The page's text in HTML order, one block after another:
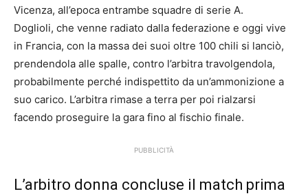
Vicenza, all’epoca entrambe squadre di serie A.
Doglioli, che venne radiato dalla federazione e oggi vive
in Francia, con la massa dei suoi oltre 100 chili si lanciò,
prendendola alle spalle, contro l’arbitra travolgendola,
probabilmente perché indispettito da un’ammonizione a
suo carico. L’arbitra rimase a terra per poi rialzarsi
facendo proseguire la gara fino al fischio finale.
PUBBLICITÀ
L’arbitro donna concluse il match prima